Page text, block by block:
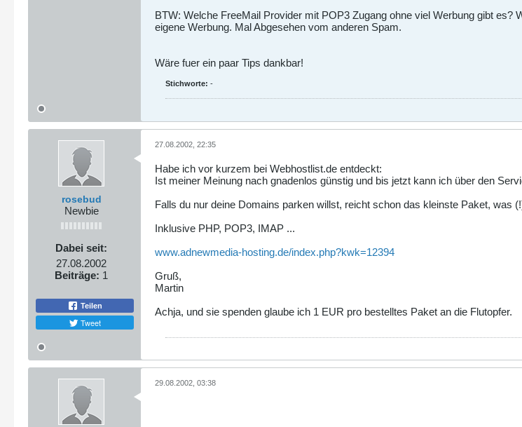
BTW: Welche FreeMail Provider mit POP3 Zugang ohne viel Werbung gibt
eigene Werbung. Mal Abgesehen vom anderen Spam.
Wäre fuer ein paar Tips dankbar!
Stichworte: -
rosebud
Newbie
Dabei seit:
27.08.2002
Beiträge: 1
Teilen
Tweet
27.08.2002, 22:35
Habe ich vor kurzem bei Webhostlist.de entdeckt:
Ist meiner Meinung nach gnadenlos günstig und bis jetzt kann ich über den
Falls du nur deine Domains parken willst, reicht schon das kleinste Paket, was
Inklusive PHP, POP3, IMAP ...
www.adnewmedia-hosting.de/index.php?kwk=12394
Gruß,
Martin
Achja, und sie spenden glaube ich 1 EUR pro bestelltes Paket an die Flutopfer.
29.08.2002, 03:38